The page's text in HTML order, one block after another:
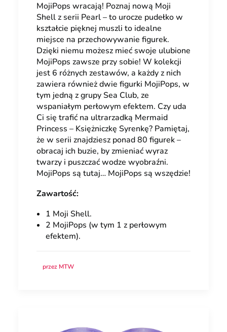
MojiPops wracają! Poznaj nową Moji
Shell z serii Pearl – to urocze pudełko w
kształcie pięknej muszli to idealne
miejsce na przechowywanie figurek.
Dzięki niemu możesz mieć swoje ulubione
MojiPops zawsze przy sobie! W kolekcji
jest 6 różnych zestawów, a każdy z nich
zawiera również dwie figurki MojiPops, w
tym jedną z grupy Sea Club, ze
wspaniałym perłowym efektem. Czy uda
Ci się trafić na ultrarzadką Mermaid
Princess – Księżniczkę Syrenkę? Pamiętaj,
że w serii znajdziesz ponad 80 figurek –
obracaj ich buzie, by zmieniać wyraz
twarzy i puszczać wodze wyobraźni.
MojiPops są tutaj… MojiPops są wszędzie!
Zawartość:
1 Moji Shell.
2 MojiPops (w tym 1 z perłowym
efektem).
przez MTW